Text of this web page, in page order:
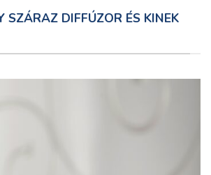
SZÁRAZ DIFFÚZOR ÉS KINEK